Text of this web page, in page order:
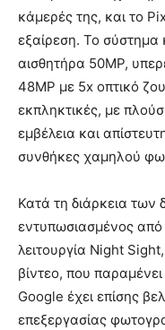
κάμερές της, και το
εξαίρεση. Το σύστημα
αισθητήρα 50MP,
48MP με 5x οπτικό
εκπληκτικές, με
εμβέλεια και
συνθήκες χαμηλού
Κατά τη διάρκεια των
εντυπωσιασμένος από
λειτουργία Night
βίντεο, που
Google έχει επίσης
επεξεργασίας